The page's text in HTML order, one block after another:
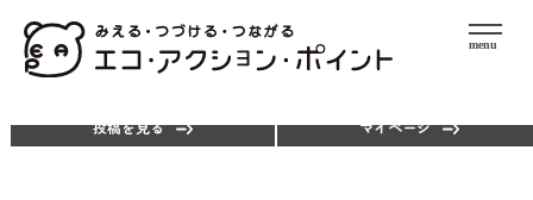
menu
投稿を見る
マイページ